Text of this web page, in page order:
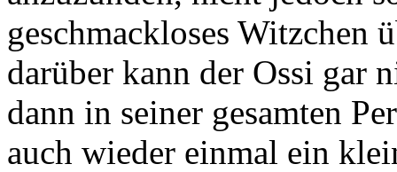
geschmackloses Witzchen
darüber kann der Ossi gar
dann in seiner gesamten
auch wieder einmal ein